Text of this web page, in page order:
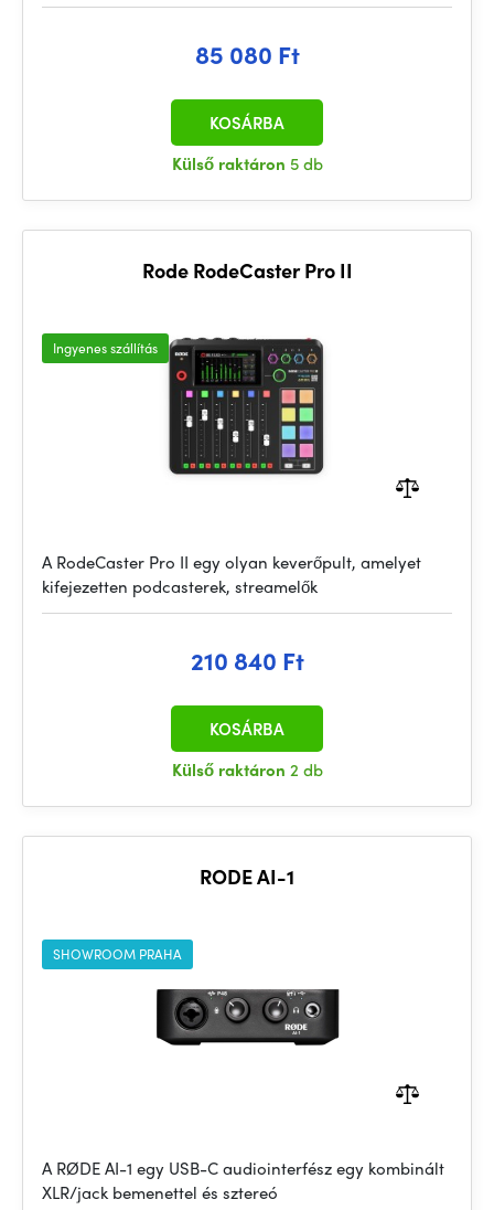
85 080 Ft
Külső raktáron 5 db
KOSÁRBA
Rode RodeCaster Pro II
Ingyenes szállítás
A RodeCaster Pro II egy olyan keverőpult, amelyet
kifejezetten podcasterek, streamelők
210 840 Ft
Külső raktáron 2 db
KOSÁRBA
RODE AI-1
SHOWROOM PRAHA
A RØDE AI-1 egy USB-C audiointerfész egy kombinált
XLR/jack bemenettel és sztereó